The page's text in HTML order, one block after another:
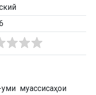
муассисаҳои